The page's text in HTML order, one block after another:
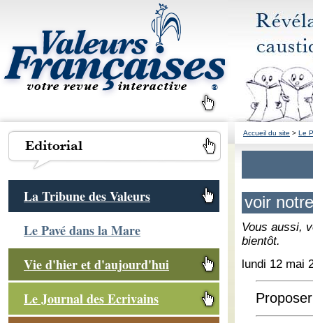
La Tribune des Valeurs
Le Pavé dans la Mare
Vie d'hier et d'aujourd'hui
Le Journal des Ecrivains
Accueil du site > Le
voir
Vous aussi,
bientôt.
lundi 12 mai